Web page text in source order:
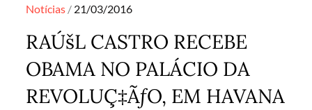
Notícias Posted
21/03/2016
RAÚšL CASTRO RECEBE
OBAMA NO PALÁCIO DA
REVOLUÇ‡ÃƒO, EM HAVANA